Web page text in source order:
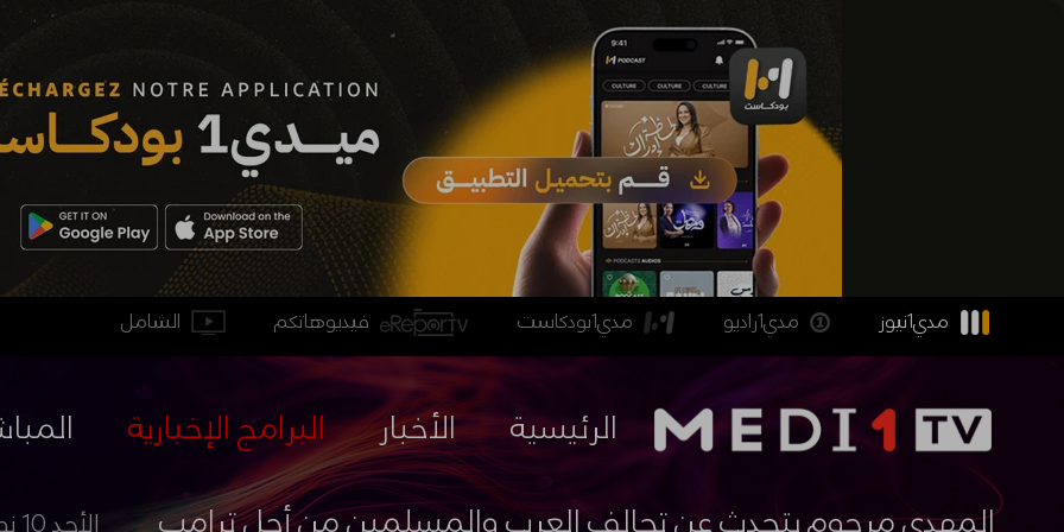
الشامل فيديوهاتكم مدي1بودكاست مدي1راديو مدي1نيوز
البرامج الإخبارية الأخبار الرئيسية